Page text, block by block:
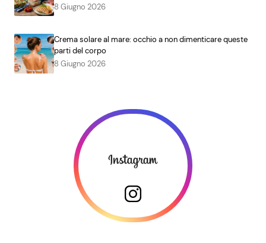
8 Giugno 2026
Crema solare al mare: occhio a non dimenticare queste
parti del corpo
8 Giugno 2026